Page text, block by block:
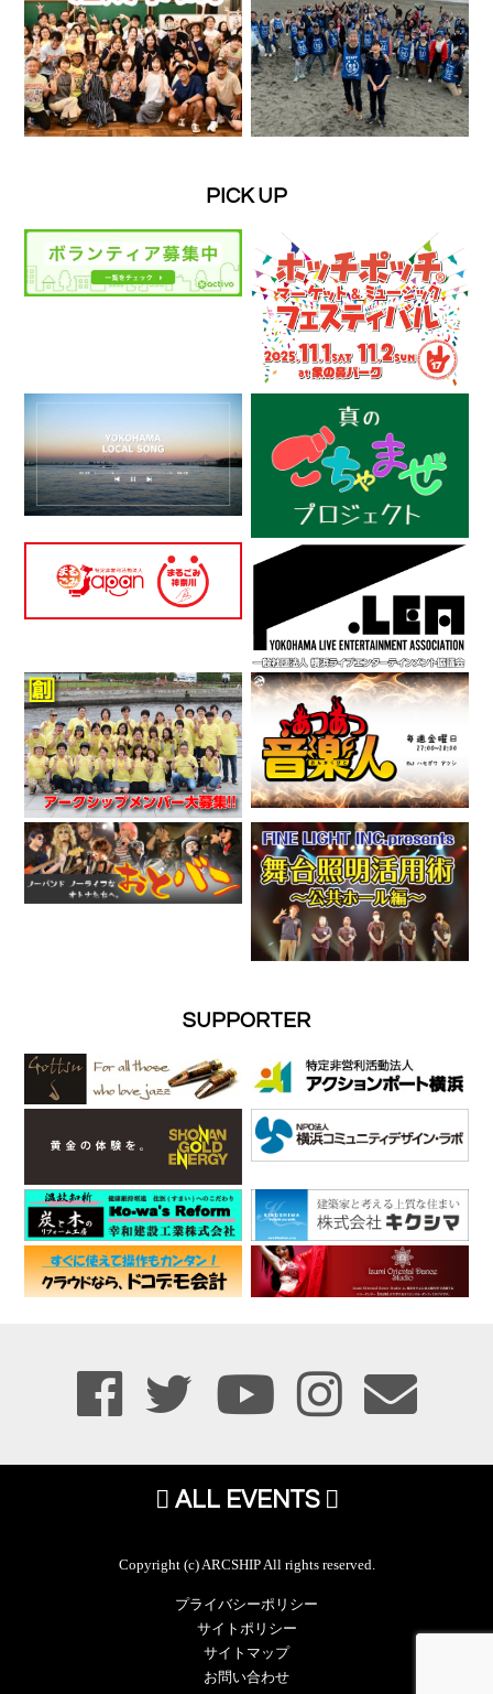
PICK UP
SUPPORTER
ALL EVENTS
Copyright (c) ARCSHIP All rights reserved.
プライバシーポリシー
サイトポリシー
サイトマップ
お問い合わせ